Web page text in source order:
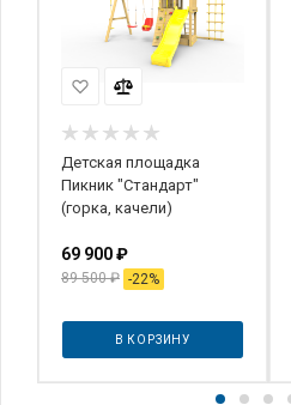
Детская площадка
Пикник "Стандарт"
(горка, качели)
69 900₽
89 500₽ -22%
В КОРЗИНУ